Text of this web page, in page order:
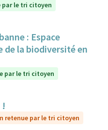
par le tri citoyen
: Espace
de la biodiversité en
par le tri citoyen
!
retenue par le tri citoyen